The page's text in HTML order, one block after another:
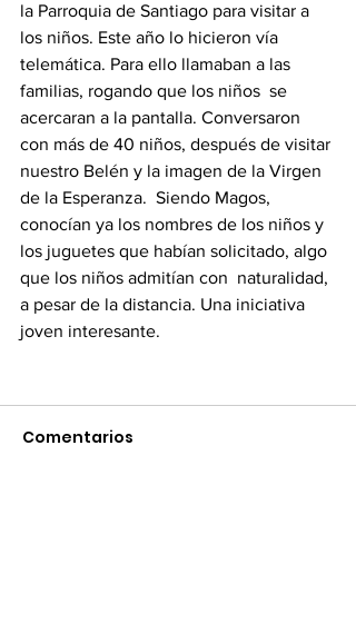
la Parroquia de Santiago para visitar a
los niños. Este año lo hicieron vía
telemática. Para ello llamaban a las
familias, rogando que los niños  se
acercaran a la pantalla. Conversaron
con más de 40 niños, después de visitar
nuestro Belén y la imagen de la Virgen
de la Esperanza.  Siendo Magos,
conocían ya los nombres de los niños y
los juguetes que habían solicitado, algo
que los niños admitían con  naturalidad,
a pesar de la distancia. Una iniciativa
joven interesante.
Comentarios